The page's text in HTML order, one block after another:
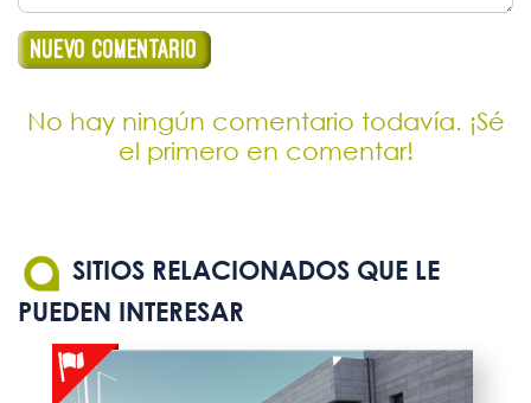
No hay ningún comentario todavía. ¡Sé
el primero en comentar!
SITIOS RELACIONADOS QUE LE
PUEDEN INTERESAR